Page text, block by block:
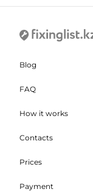
Blog
FAQ
How it works
Contacts
Prices
Payment